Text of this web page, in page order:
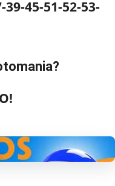
39-45-51-52-53-